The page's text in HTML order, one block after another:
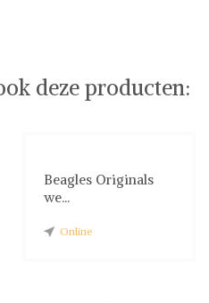
deze producten:
Beagles Originals
we...
Online